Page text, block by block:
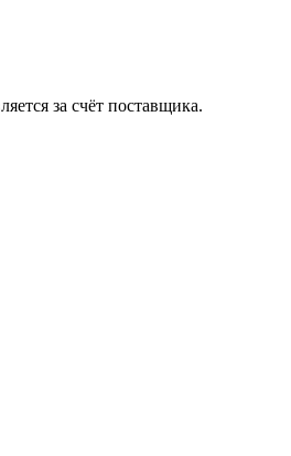
за счёт поставщика.